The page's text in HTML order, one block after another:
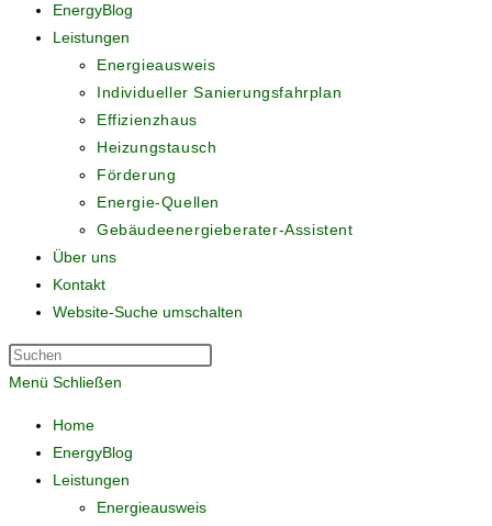
EnergyBlog
Leistungen
Energieausweis
Individueller Sanierungsfahrplan
Effizienzhaus
Heizungstausch
Förderung
Energie-Quellen
Gebäudeenergieberater-Assistent
Über uns
Kontakt
Website-Suche umschalten
Menü Schließen
Home
EnergyBlog
Leistungen
Energieausweis